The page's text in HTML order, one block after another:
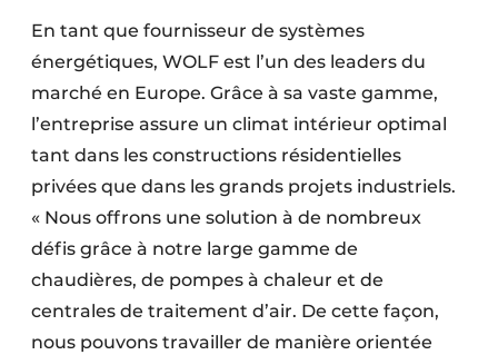
En tant que fournisseur de systèmes
énergétiques, WOLF est l’un des leaders du
marché en Europe. Grâce à sa vaste gamme,
l’entreprise assure un climat intérieur optimal
tant dans les constructions résidentielles
privées que dans les grands projets industriels.
« Nous offrons une solution à de nombreux
défis grâce à notre large gamme de
chaudières, de pompes à chaleur et de
centrales de traitement d’air. De cette façon,
nous pouvons travailler de manière orientée